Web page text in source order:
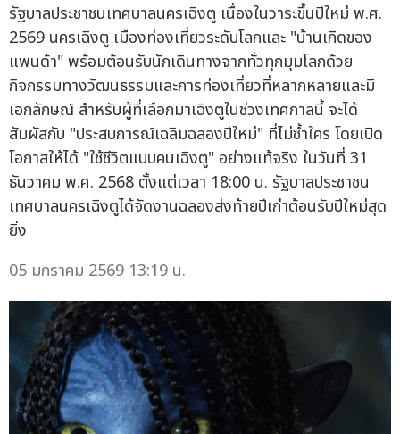
รัฐบาลประชาชนเทศบาลนครเฉิงตู เนื่องในวาระขึ้นปีใหม่ พ.ศ.
2569 นครเฉิงตู เมืองท่องเที่ยวระดับโลกและ "บ้านเกิดของ
แพนด้า" พร้อมต้อนรับนักเดินทางจากทั่วทุกมุมโลกด้วย
กิจกรรมทางวัฒนธรรมและการท่องเที่ยวที่หลากหลายและมี
เอกลักษณ์ สำหรับผู้ที่เลือกมาเฉิงตูในช่วงเทศกาลนี้ จะได้
สัมผัสกับ "ประสบการณ์เฉลิมฉลองปีใหม่" ที่ไม่ซ้ำใคร โดยเปิด
โอกาสให้ได้ "ใช้ชีวิตแบบคนเฉิงตู" อย่างแท้จริง ในวันที่ 31
ธันวาคม พ.ศ. 2568 ตั้งแต่เวลา 18:00 น. รัฐบาลประชาชน
เทศบาลนครเฉิงตูได้จัดงานฉลองส่งท้ายปีเก่าต้อนรับปีใหม่สุด
ยิ่ง
05 มกราคม 2569 13:19 น.